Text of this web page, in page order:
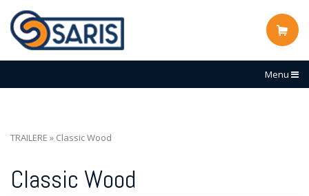
Menu
TRAILERE » Classic Wood
Classic Wood